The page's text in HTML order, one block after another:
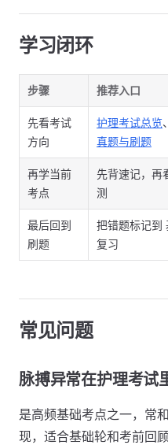
学习闭环
步骤 推荐入口
先看考试
方向
护理考试总览、
真题与刷题
再学当前
考点
先背速记，再
测
最后回到
刷题
把错题标记到
复习
常见问题
脉搏异常在护理考试
是高频基础考点之一，常
现，适合基础轮和考前回顾